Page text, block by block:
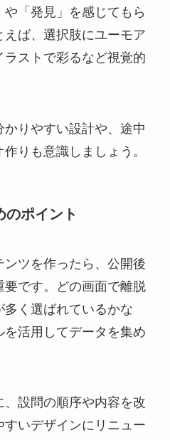
「発見」を感じてもら
えば、選択肢にユーモア
ストで彩るなど視覚的
りやすい設計や、途中
りも意識しましょう。
のポイント
ツを作ったら、公開後
です。どの画面で離脱
く選ばれているかな
を活用してデータを集め
設問の順序や内容を改
いデザインにリニュー